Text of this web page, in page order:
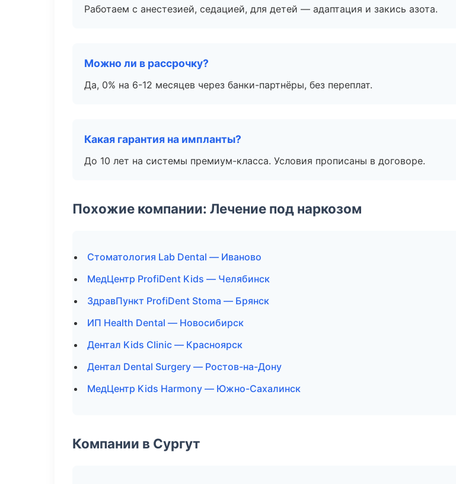
Работаем с анестезией, седацией, для детей — адаптация и закись азота.
Можно ли в рассрочку?
Да, 0% на 6-12 месяцев через банки-партнёры, без переплат.
Какая гарантия на импланты?
До 10 лет на системы премиум-класса. Условия прописаны в договоре.
Похожие компании: Лечение под наркозом
Стоматология Lab Dental — Иваново
МедЦентр ProfiDent Kids — Челябинск
ЗдравПункт ProfiDent Stoma — Брянск
ИП Health Dental — Новосибирск
Дентал Kids Clinic — Красноярск
Дентал Dental Surgery — Ростов-на-Дону
МедЦентр Kids Harmony — Южно-Сахалинск
Компании в Сургут